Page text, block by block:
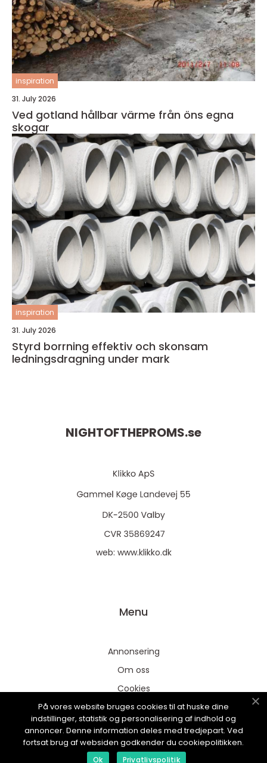
inspiration
31. July 2026
Ved gotland hållbar värme från öns egna
skogar
inspiration
31. July 2026
Styrd borrning effektiv och skonsam
ledningsdragning under mark
NIGHTOFTHEPROMS.se
web: www.klikko.dk
Menu
Annonsering
Om oss
Cookies
Kontakta oss
Sitemap
På vores website bruges cookies til at huske dine
indstillinger, statistik og personalisering af indhold og
annoncer. Denne information deles med tredjepart. Ved
fortsat brug af websiden godkender du cookiepolitikken.
Ok Privatlivspolitik